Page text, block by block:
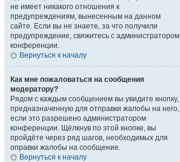
не имеет никакого отношения к
предупреждениям, вынесенным на данном
сайте. Если вы не знаете, за что получили
предупреждение, свяжитесь с администратором
конференции.
Вернуться к началу
Как мне пожаловаться на сообщения
модератору?
Рядом с каждым сообщением вы увидите кнопку,
предназначенную для отправки жалобы на него,
если это разрешено администратором
конференции. Щёлкнув по этой кнопке, вы
пройдёте через ряд шагов, необходимых для
оправки жалобы на сообщение.
Вернуться к началу